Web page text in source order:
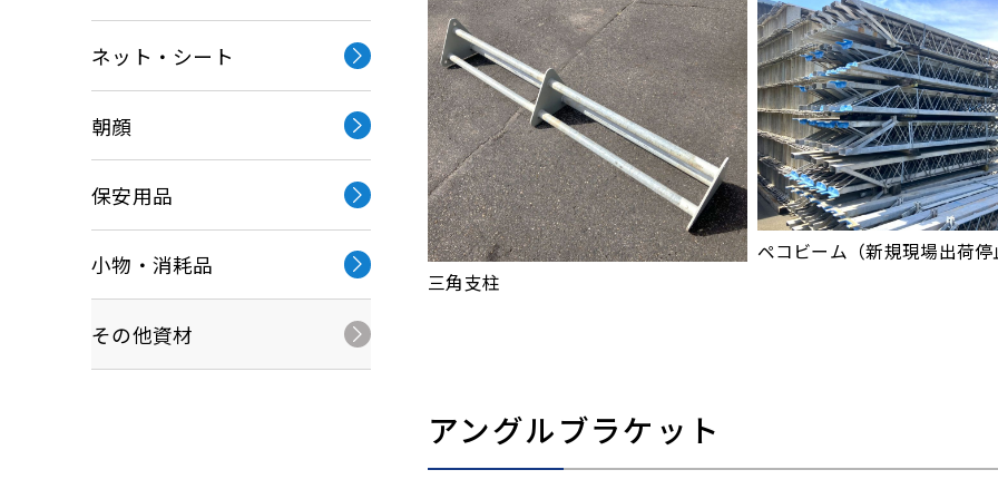
三角支柱
ペコビーム（新規現場出荷
アングルブラケット
ネット・シート
朝顔
保安⽤品
小物・消耗品
その他資材